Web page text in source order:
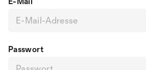
Passwort